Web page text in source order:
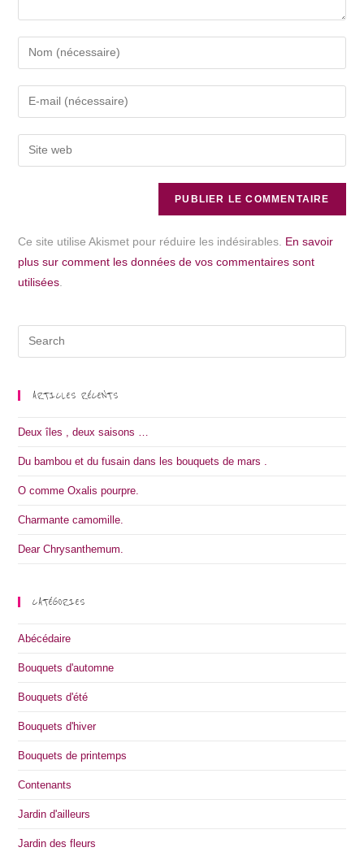
Ce site utilise Akismet pour réduire les indésirables. En savoir
plus sur comment les données de vos commentaires sont
utilisées
ARTICLES RÉCENTS
Deux îles , deux saisons …
Du bambou et du fusain dans les bouquets de mars .
O comme Oxalis pourpre.
Charmante camomille.
Dear Chrysanthemum.
CATÉGORIES
Abécédaire
Bouquets d'automne
Bouquets d'été
Bouquets d'hiver
Bouquets de printemps
Contenants
Jardin d'ailleurs
Jardin des fleurs